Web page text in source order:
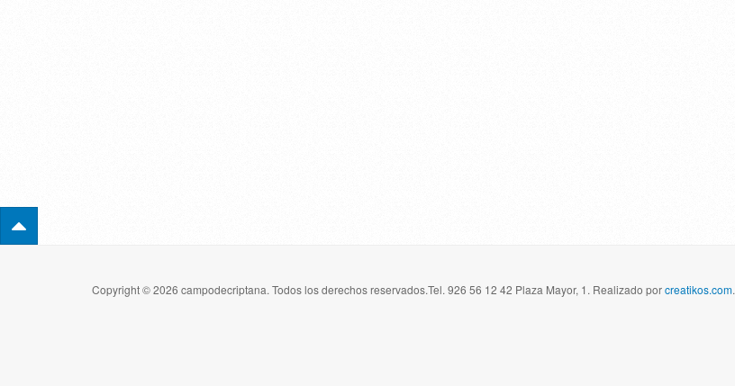
Copyright © 2026 campodecriptana. Todos los derechos reservados.Tel. 926 56 12 42 Plaza Mayor, 1. Realizado porcreatikos.com.